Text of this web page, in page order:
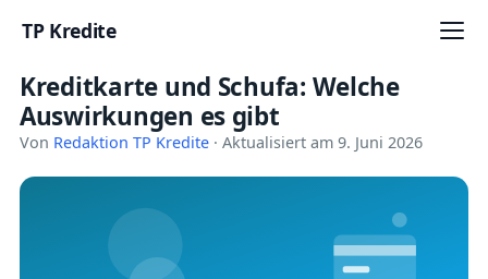
TP Kredite
Startseite
Kredite
Ratgeber
Kreditkarte und Schufa: Welche
Auswirkungen es gibt
Von Redaktion TP Kredite · Aktualisiert am 9. Juni 2026